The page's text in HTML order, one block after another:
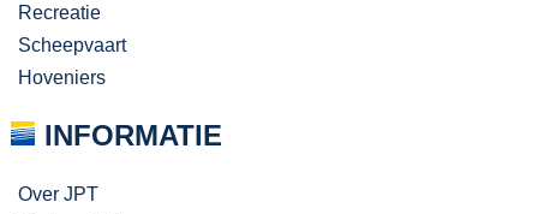
Recreatie
Scheepvaart
Hoveniers
INFORMATIE
Over JPT